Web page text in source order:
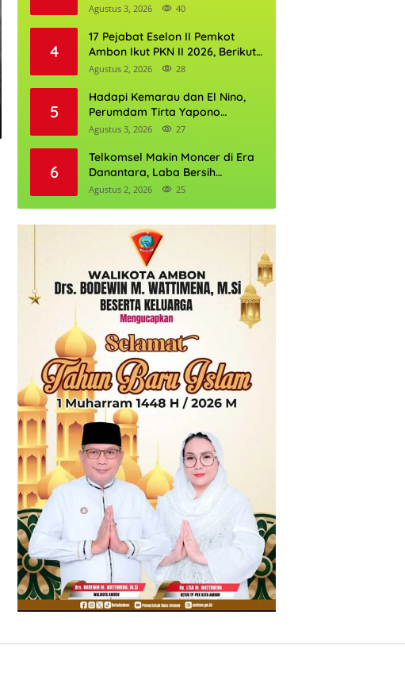
Kantor Pertanahan
Agustus 3, 2026 40
4
17 Pejabat Eselon II Pemkot
Ambon Ikut PKN II 2026, Berikut
Daftarnya
Agustus 2, 2026 28
5
Hadapi Kemarau dan El Nino,
Perumdam Tirta Yapono
Perkuat Cadangan Air Ambon
Agustus 3, 2026 27
6
Telkomsel Makin Moncer di Era
Danantara, Laba Bersih
Semester I 2026 Tembus Rp10,4
Agustus 2, 2026 25